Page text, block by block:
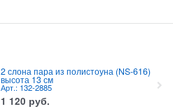
2 слона пара из полистоуна (NS-616)
высота 13 см
Арт.: 132-2885
1 120 руб.